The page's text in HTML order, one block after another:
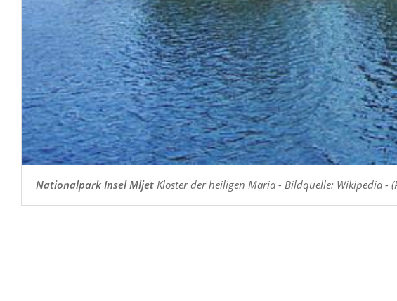
Nationalpark Insel Mljet Kloster der heiligen Maria - Bildquelle: Wikipedia -